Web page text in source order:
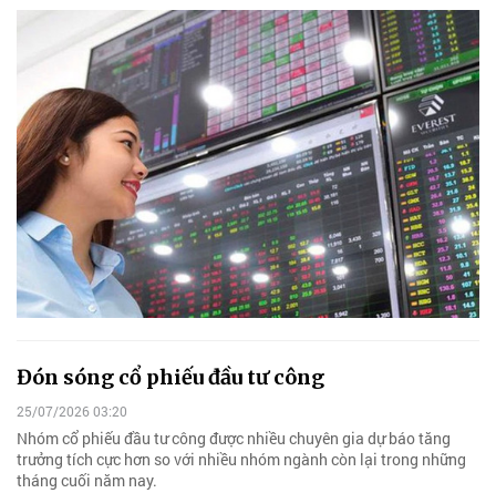
Đón sóng cổ phiếu đầu tư công
25/07/2026 03:20
Nhóm cổ phiếu đầu tư công được nhiều chuyên gia dự báo tăng
trưởng tích cực hơn so với nhiều nhóm ngành còn lại trong những
tháng cuối năm nay.